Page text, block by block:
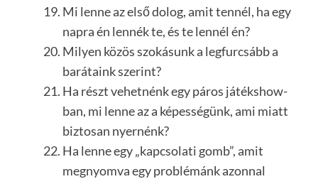
Mi lenne az első dolog, amit tennél, ha egy
napra én lennék te, és te lennél én?
Milyen közös szokásunk a legfurcsább a
barátaink szerint?
Ha részt vehetnénk egy páros játékshow-
ban, mi lenne az a képességünk, ami miatt
biztosan nyernénk?
Ha lenne egy „kapcsolati gomb”, amit
megnyomva egy problémánk azonnal